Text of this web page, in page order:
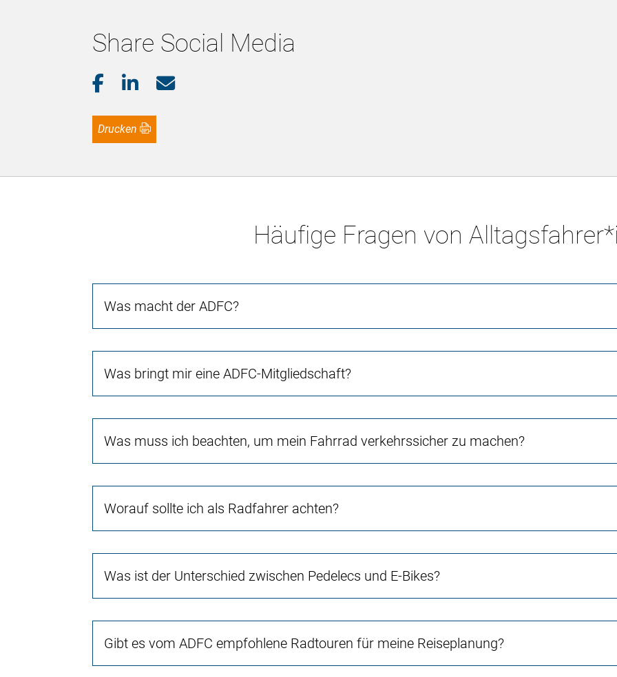
Share Social Media
Drucken
Häufige Fragen von
Was macht der ADFC?
Was bringt mir eine ADFC-Mitgliedschaft?
Was muss ich beachten, um mein Fahrrad verkehrssicher zu machen?
Worauf sollte ich als Radfahrer achten?
Was ist der Unterschied zwischen Pedelecs und E-Bikes?
Gibt es vom ADFC empfohlene Radtouren für meine Reiseplanung?